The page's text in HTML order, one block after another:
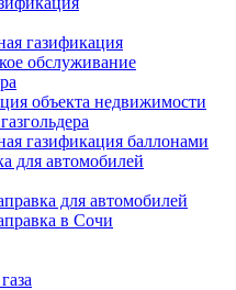
газификация
обслуживание
объекта недвижимости
газификация баллонами
для автомобилей
для автомобилей
в Сочи